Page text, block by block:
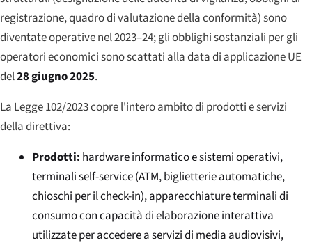
registrazione, quadro di valutazione della conformità) sono
diventate operative nel 2023–24; gli obblighi sostanziali per gli
operatori economici sono scattati alla data di applicazione UE
del28 giugno 2025.
La Legge 102/2023 copre l'intero ambito di prodotti e servizi
della direttiva:
Prodotti: hardware informatico e sistemi operativi,
terminali self-service (ATM, biglietterie automatiche,
chioschi per il check-in), apparecchiature terminali di
consumo con capacità di elaborazione interattiva
utilizzate per accedere a servizi di media audiovisivi,